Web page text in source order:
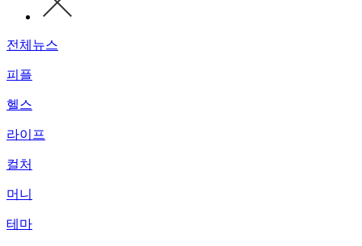
전체뉴스
피플
헬스
라이프
컬처
머니
테마